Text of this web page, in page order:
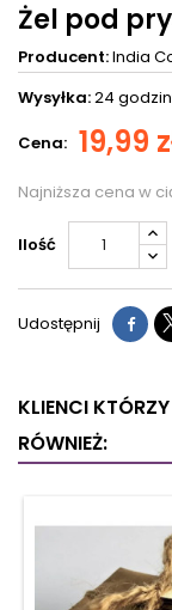
Żel pod
Producent:India
Wysyłka:24
Cena: 19,99
Najniższa cena w
Ilość
Udostępnij
KLIENCI
RÓWNIEŻ: